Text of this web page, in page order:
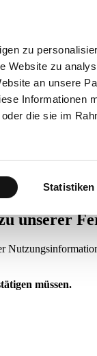
zu
Website zu
an unsere
Informationen
die sie im
Statistiken
unserer
müssen.